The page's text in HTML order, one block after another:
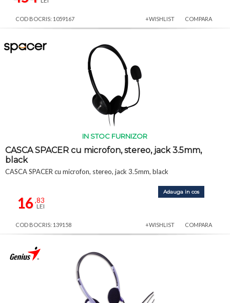
COD BOCRIS: 1059167 +WISHLIST COMPARA
IN STOC FURNIZOR
CASCA SPACER cu microfon, stereo, jack 3.5mm,
black
CASCA SPACER cu microfon, stereo, jack 3.5mm, black
16,83
LEI
Adauga in cos
COD BOCRIS: 139158 +WISHLIST COMPARA